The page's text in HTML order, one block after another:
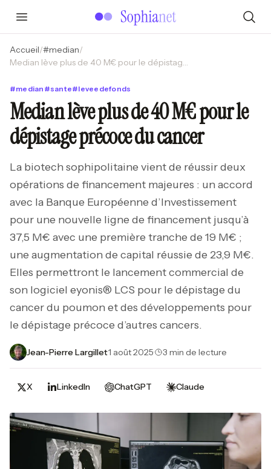
Accueil/#median/
Median lève plus de 40 M€ pour le dépistage précoce du cancer
#median #sante#leveedefonds
Median lève plus de 40 M€ pour le
dépistage précoce du cancer
La biotech sophipolitaine vient de réussir deux
opérations de financement majeures : un accord
avec la Banque Européenne d’Investissement
pour une nouvelle ligne de financement jusqu’à
37,5 M€ avec une première tranche de 19 M€ ;
une augmentation de capital réussie de 23,9 M€.
Elles permettront le lancement commercial de
son logiciel eyonis® LCS pour le dépistage du
cancer du poumon et des développements pour
le dépistage précoce d’autres cancers.
Jean-Pierre Largillet·1 août 2025· 3 min de lecture
X LinkedIn ChatGPT Claude